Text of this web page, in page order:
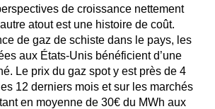
de croissance nettement
atout est une histoire de coût.
de gaz de schiste dans le pays, les
aux États-Unis bénéficient d’une
Le prix du gaz spot y est près de 4
12 derniers mois et sur les marchés
en moyenne de 30€ du MWh aux